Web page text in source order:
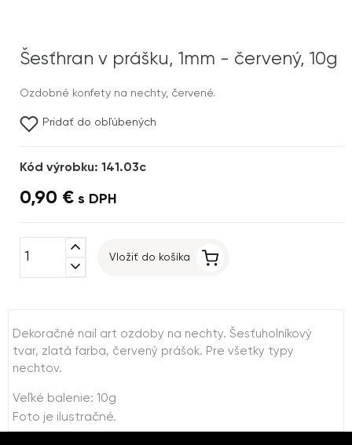
Šesťhran v prášku, 1mm - červený, 10g
Ozdobné konfety na nechty, červené.
Pridať do obľúbených
Kód výrobku: 141.03c
0,90 € s DPH
expand_less
expand_more
Vložiť do košíka
Dekoračné nail art ozdoby na nechty. Šesťuholníkový
tvar, zlatá farba, červený prášok. Pre všetky typy
nechtov.
Veľké balenie: 10g
Foto je ilustračné.